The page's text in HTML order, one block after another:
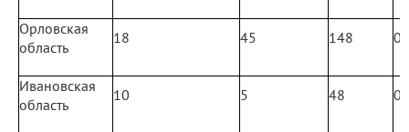
Орловская
область
18 45 148 0
Ивановская
область
10 5 48 0